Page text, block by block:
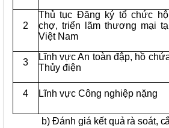
2
Thủ tục Đăng ký tổ chức
chợ, triển lãm thương mại
Việt Nam
3
Lĩnh vực An toàn đập, hồ
Thủy điện
4 Lĩnh vực Công nghiệp nặng
b)Đánh giá kết quả rà soát,